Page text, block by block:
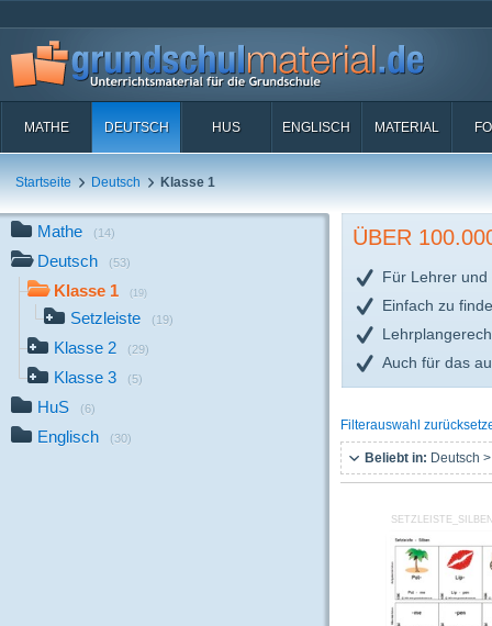
MATHE DEUTSCH HUS ENGLISCH MATERIAL
Startseite Deutsch Klasse 1
Mathe (14)
Deutsch (53)
Klasse 1 (19)
Setzleiste (19)
Klasse 2 (29)
Klasse 3 (5)
HuS (6)
Englisch (30)
ÜBER
Für Lehrer und
Einfach zu
Auch für das
Filterauswahl
Beliebt in: Deutsch